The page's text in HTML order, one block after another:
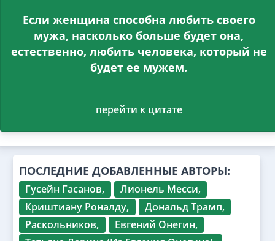
Если женщина способна любить своего
мужа, насколько больше будет она,
естественно, любить человека, который не
будет ее мужем.
перейти к цитате
ПОСЛЕДНИЕ ДОБАВЛЕННЫЕ АВТОРЫ:
Гусейн Гасанов,
Лионель Месси,
Криштиану Роналду,
Дональд Трамп,
Раскольников,
Евгений Онегин,